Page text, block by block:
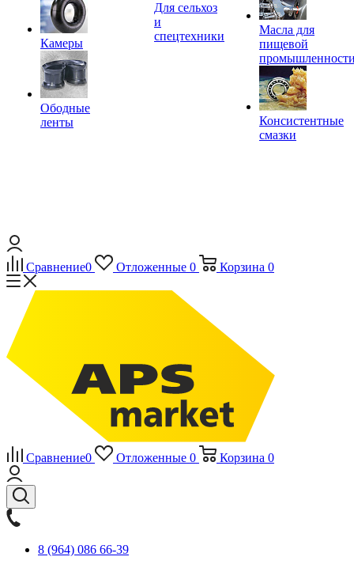
Камеры
Ободные
ленты
Для сельхоз
и
спецтехники
Масла для
пищевой
Консистентные
смазки
Сравнение0 Отложенные 0 Корзина 0
Сравнение0 Отложенные 0 Корзина 0
8 (964) 086 66-39